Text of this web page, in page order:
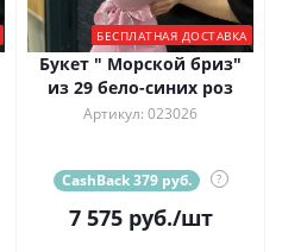
БЕСПЛАТНАЯ ДОСТАВКА
Букет " Морской бриз"
из 29 бело-синих роз
Артикул: 023026
CashBack 379 руб. ?
7 575руб./шт